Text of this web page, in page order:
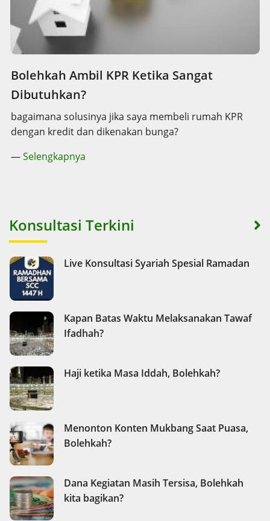
Bolehkah Ambil KPR Ketika Sangat
Dibutuhkan?
bagaimana solusinya jika saya membeli rumah KPR
dengan kredit dan dikenakan bunga?
—Selengkapnya
Konsultasi Terkini
Live Konsultasi Syariah Spesial Ramadan
Kapan Batas Waktu Melaksanakan Tawaf
Ifadhah?
Haji ketika Masa Iddah, Bolehkah?
Menonton Konten Mukbang Saat Puasa,
Bolehkah?
Dana Kegiatan Masih Tersisa, Bolehkah
kita bagikan?